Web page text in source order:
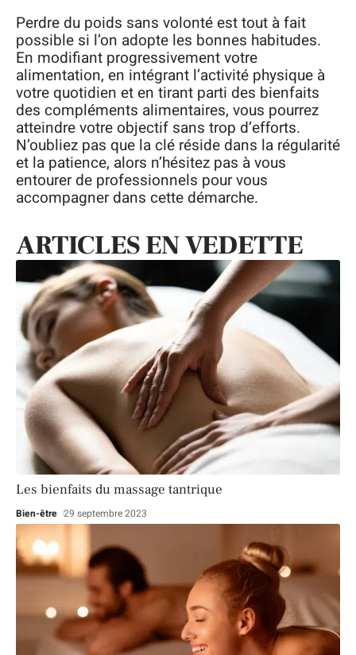
Perdre du poids sans volonté est tout à fait
possible si l’on adopte les bonnes habitudes.
En modifiant progressivement votre
alimentation, en intégrant l’activité physique à
votre quotidien et en tirant parti des bienfaits
des compléments alimentaires, vous pourrez
atteindre votre objectif sans trop d’efforts.
N’oubliez pas que la clé réside dans la régularité
et la patience, alors n’hésitez pas à vous
entourer de professionnels pour vous
accompagner dans cette démarche.
ARTICLES EN VEDETTE
Les bienfaits du massage tantrique
Bien-être 29 septembre 2023